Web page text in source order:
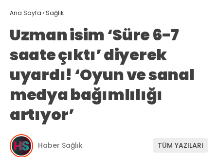
Ana Sayfa › Sağlık
Uzman isim ‘Süre 6-7
saate çıktı’ diyerek
uyardı! ‘Oyun ve sanal
medya bağımlılığı
artıyor’
Haber Sağlık TÜM YAZILARI